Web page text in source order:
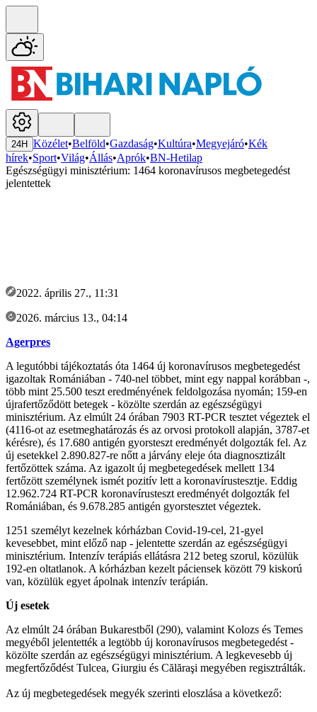
24H Közélet•Belföld•Gazdaság•Kultúra•Megyejáró•Kék
hírek•Sport•Világ•Állás•Aprók•BN-Hetilap
Egészségügyi minisztérium: 1464 koronavírusos megbetegedést
jelentettek
2022. április 27., 11:31
2026. március 13., 04:14
Agerpres
A legutóbbi tájékoztatás óta 1464 új koronavírusos megbetegedést
igazoltak Romániában - 740-nel többet, mint egy nappal korábban -,
több mint 25.500 teszt eredményének feldolgozása nyomán; 159-en
újrafertőződött betegek - közölte szerdán az egészségügyi
minisztérium. Az elmúlt 24 órában 7903 RT-PCR tesztet végeztek el
(4116-ot az esetmeghatározás és az orvosi protokoll alapján, 3787-et
kérésre), és 17.680 antigén gyorsteszt eredményét dolgozták fel. Az
új esetekkel 2.890.827-re nőtt a járvány eleje óta diagnosztizált
fertőzöttek száma. Az igazolt új megbetegedések mellett 134
fertőzött személynek ismét pozitív lett a koronavírustesztje. Eddig
12.962.724 RT-PCR koronavírusteszt eredményét dolgozták fel
Romániában, és 9.678.285 antigén gyorstesztet végeztek.
1251 személyt kezelnek kórházban Covid-19-cel, 21-gyel
kevesebbet, mint előző nap - jelentette szerdán az egészségügyi
minisztérium. Intenzív terápiás ellátásra 212 beteg szorul, közülük
192-en oltatlanok. A kórházban kezelt páciensek között 79 kiskorú
van, közülük egyet ápolnak intenzív terápián.
Új esetek
Az elmúlt 24 órában Bukarestből (290), valamint Kolozs és Temes
megyéből jelentették a legtöbb új koronavírusos megbetegedést -
közölte szerdán az egészségügyi minisztérium. A legkevesebb új
megfertőződést Tulcea, Giurgiu és Călăraşi megyében regisztrálták.
Az új megbetegedések megyék szerinti eloszlása a következő: